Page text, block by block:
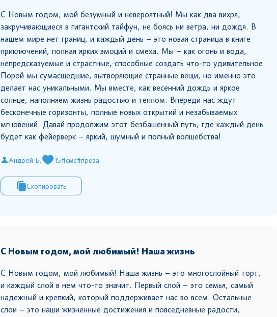
С Новым годом, мой безумный и невероятный! Мы как два вихря,
закручивающиеся в гигантский тайфун, не боясь ни ветра, ни дождя. В
нашем мире нет границ, и каждый день – это новая страница в книге
приключений, полная ярких эмоций и смеха. Мы – как огонь и вода,
непредсказуемые и страстные, способные создать что-то удивительное.
Порой мы сумасшедшие, вытворяющие странные вещи, но именно это
делает нас уникальными. Мы вместе, как весенний дождь и яркое
солнце, наполняем жизнь радостью и теплом. Впереди нас ждут
бесконечные горизонты, полные новых открытий и незабываемых
мгновений. Давай продолжим этот безбашенный путь, где каждый день
будет как фейерверк – яркий, шумный и полный волшебства!
Андрей Б. 15#смс#проза
Скопировать
С Новым годом, мой любимый! Наша жизнь
С Новым годом, мой любимый! Наша жизнь – это многослойный торт,
и каждый слой в нем что-то значит. Первый слой – это семья, самый
надежный и крепкий, который поддерживает нас во всем. Остальные
слои – это наши жизненные достижения и повседневные радости,